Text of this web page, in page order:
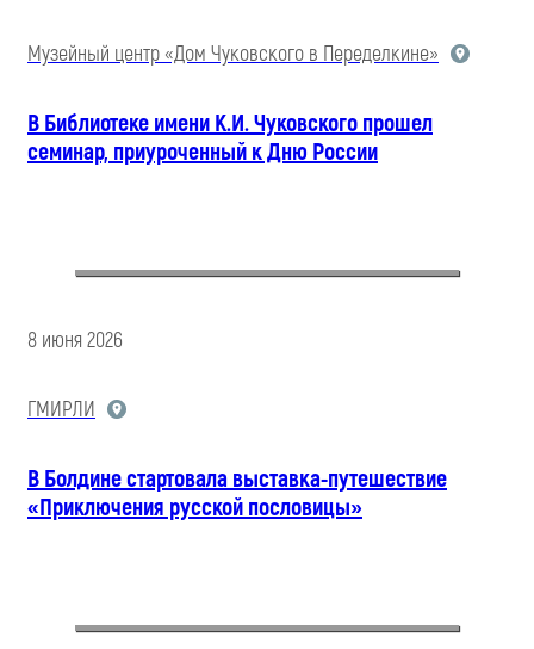
Музейный центр «Дом Чуковского в Переделкине»
В Библиотеке имени К.И. Чуковского прошел
семинар, приуроченный к Дню России
8 июня 2026
ГМИРЛИ
В Болдине стартовала выставка-путешествие
«Приключения русской пословицы»